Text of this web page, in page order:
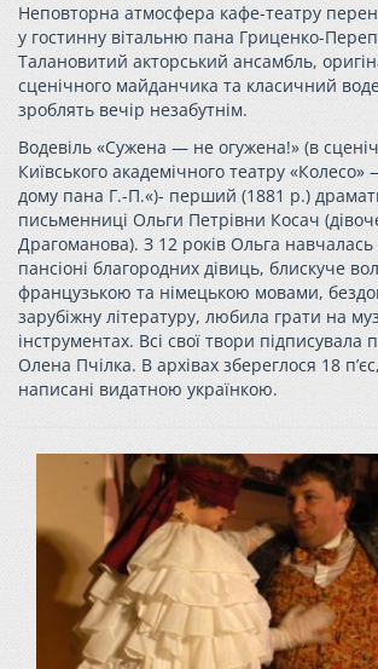
Неповторна атмосфера кафе-театру
у гостинну вітальню пана Гриценко-
Талановитий акторський ансамбль,
сценічного майданчика та класичний
зроблять вечір незабутнім.
Водевіль «Сужена — не огужена!» (в
Київського академічного театру
дому пана Г.-П.«)- перший (1881 р.)
письменниці Ольги Петрівни Косач
Драгоманова). З 12 років Ольга навчалась
пансіоні благородних дівиць, блискуче
французькою та німецькою мовами,
зарубіжну літературу, любила грати на
інструментах. Всі свої твори
Олена Пчілка. В архівах збереглося 18
написані видатною українкою.